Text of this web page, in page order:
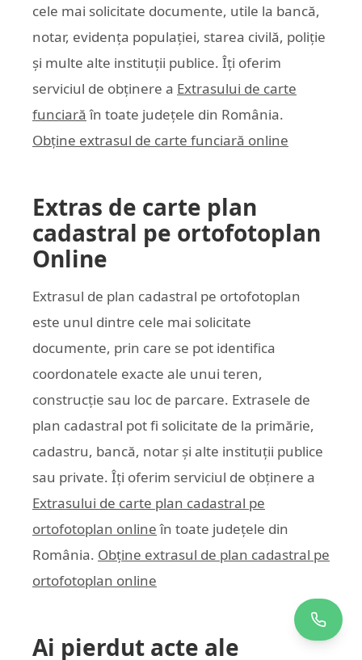
cele mai solicitate documente, utile la bancă,
notar, evidența populației, starea civilă, poliție
și multe alte instituții publice. Îți oferim
serviciul de obținere a Extrasului de carte
funciară în toate județele din România.
Obține extrasul de carte funciară online
Extras de carte plan
cadastral pe ortofotoplan
Online
Extrasul de plan cadastral pe ortofotoplan
este unul dintre cele mai solicitate
documente, prin care se pot identifica
coordonatele exacte ale unui teren,
construcție sau loc de parcare. Extrasele de
plan cadastral pot fi solicitate de la primărie,
cadastru, bancă, notar și alte instituții publice
sau private. Îți oferim serviciul de obținere a
Extrasului de carte plan cadastral pe
ortofotoplan online în toate județele din
România. Obține extrasul de plan cadastral pe
ortofotoplan online
Ai pierdut acte ale